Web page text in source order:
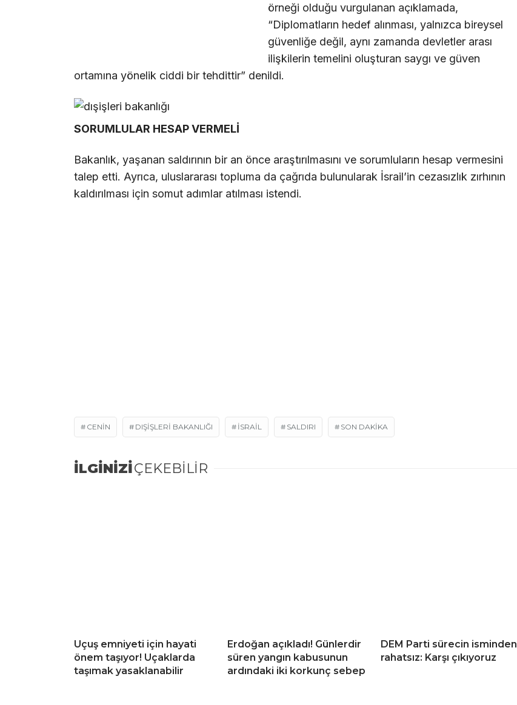
örneği olduğu vurgulanan açıklamada,
“Diplomatların hedef alınması, yalnızca bireysel
güvenliğe değil, aynı zamanda devletler arası
ilişkilerin temelini oluşturan saygı ve güven
ortamına yönelik ciddi bir tehdittir” denildi.
SORUMLULAR HESAP VERMELİ
Bakanlık, yaşanan saldırının bir an önce araştırılmasını ve sorumluların hesap vermesini
talep etti. Ayrıca, uluslararası topluma da çağrıda bulunularak İsrail’in cezasızlık zırhının
kaldırılması için somut adımlar atılması istendi.
CENIN DIŞIŞLERI BAKANLIĞI ISRAIL SALDIRI SON DAKIKA
İLGİNİZİÇEKEBİLİR
Uçuş emniyeti için hayati
önem taşıyor! Uçaklarda
taşımak yasaklanabilir
Erdoğan açıkladı! Günlerdir
süren yangın kabusunun
ardındaki iki korkunç sebep
DEM Parti sürecin isminden
rahatsız: Karşı çıkıyoruz